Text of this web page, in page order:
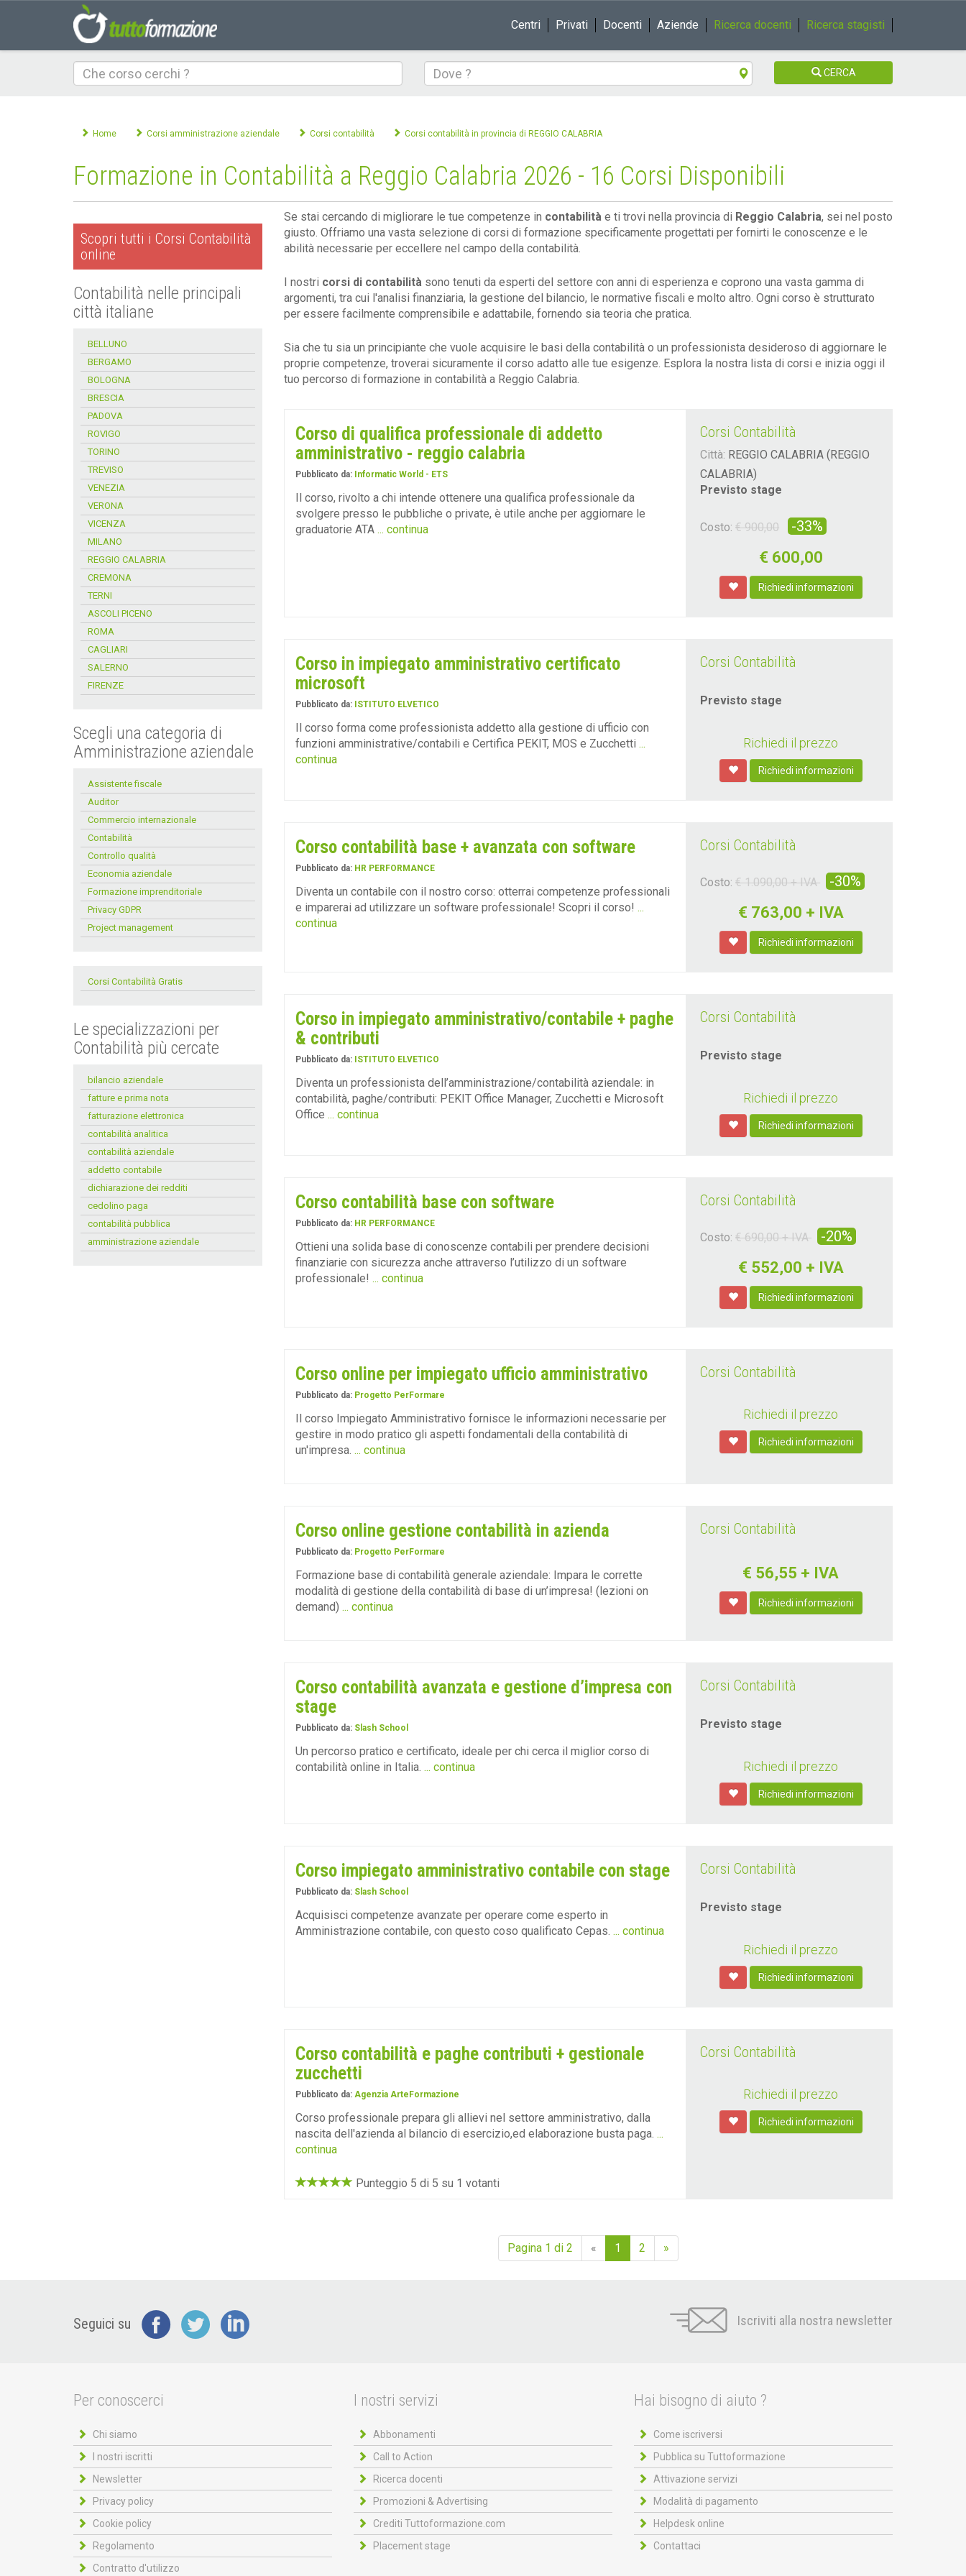
Centri Privati Docenti Aziende Ricerca docenti Ricerca stagisti
Che
corso
Dove CERCA
Home Corsi amministrazione aziendale Corsi contabilità Corsi contabilità in provincia di REGGIO CALABRIA
Formazione in Contabilità a Reggio Calabria 2026 - 16 Corsi Disponibili
Scopri tutti i Corsi Contabilità
online
Contabilità nelle principali
città italiane
BELLUNO
BERGAMO
BOLOGNA
BRESCIA
PADOVA
ROVIGO
TORINO
TREVISO
VENEZIA
VERONA
VICENZA
MILANO
REGGIO CALABRIA
CREMONA
TERNI
ASCOLI PICENO
ROMA
CAGLIARI
SALERNO
FIRENZE
Scegli una categoria di
Amministrazione aziendale
Assistente fiscale
Auditor
Commercio internazionale
Contabilità
Controllo qualità
Economia aziendale
Formazione imprenditoriale
Privacy GDPR
Project management
Corsi Contabilità Gratis
Le specializzazioni per
Contabilità più cercate
bilancio aziendale
fatture e prima nota
fatturazione elettronica
contabilità analitica
contabilità aziendale
addetto contabile
dichiarazione dei redditi
cedolino paga
contabilità pubblica
amministrazione aziendale
Se stai cercando di migliorare le tue competenze in contabilitàe ti trovi nella provincia di Reggio Calabria, sei nel posto
giusto. Offriamo una vasta selezione di corsi di formazione specificamente progettati per fornirti le conoscenze e le
abilità necessarie per eccellere nel campo della contabilità.
I nostri corsi di contabilitàsono tenuti da esperti del settore con anni di esperienza e coprono una vasta gamma di
argomenti, tra cui l'analisi finanziaria, la gestione del bilancio, le normative fiscali e molto altro. Ogni corso è strutturato
per essere facilmente comprensibile e adattabile, fornendo sia teoria che pratica.
Sia che tu sia un principiante che vuole acquisire le basi della contabilità o un professionista desideroso di aggiornare le
proprie competenze, troverai sicuramente il corso adatto alle tue esigenze. Esplora la nostra lista di corsi e inizia oggi il
tuo percorso di formazione in contabilità a Reggio Calabria.
Corso di qualifica professionale di addetto
amministrativo - reggio calabria
Pubblicato da: Informatic World - ETS
Il corso, rivolto a chi intende ottenere una qualifica professionale da
svolgere presso le pubbliche o private, è utile anche per aggiornare le
graduatorie ATA ... continua
Corsi Contabilità
Città: REGGIO CALABRIA (REGGIO
CALABRIA)
Previsto stage
Costo: € 900,00 -33%
€ 600,00
Richiedi informazioni
Corso in impiegato amministrativo certificato
microsoft
Pubblicato da: ISTITUTO ELVETICO
Il corso forma come professionista addetto alla gestione di ufficio con
funzioni amministrative/contabili e Certifica PEKIT, MOS e Zucchetti ...
continua
Corsi Contabilità
Previsto stage
Richiedi il prezzo
Richiedi informazioni
Corso contabilità base + avanzata con software
Pubblicato da: HR PERFORMANCE
Diventa un contabile con il nostro corso: otterrai competenze professionali
e imparerai ad utilizzare un software professionale! Scopri il corso! ...
continua
Corsi Contabilità
Costo: € 1.090,00 + IVA -30%
€ 763,00 + IVA
Richiedi informazioni
Corso in impiegato amministrativo/contabile + paghe
& contributi
Pubblicato da: ISTITUTO ELVETICO
Diventa un professionista dell’amministrazione/contabilità aziendale: in
contabilità, paghe/contributi: PEKIT Office Manager, Zucchetti e Microsoft
Office ... continua
Corsi Contabilità
Previsto stage
Richiedi il prezzo
Richiedi informazioni
Corso contabilità base con software
Pubblicato da: HR PERFORMANCE
Ottieni una solida base di conoscenze contabili per prendere decisioni
finanziarie con sicurezza anche attraverso l’utilizzo di un software
professionale! ... continua
Corsi Contabilità
Costo: € 690,00 + IVA -20%
€ 552,00 + IVA
Richiedi informazioni
Corso online per impiegato ufficio amministrativo
Pubblicato da: Progetto PerFormare
Il corso Impiegato Amministrativo fornisce le informazioni necessarie per
gestire in modo pratico gli aspetti fondamentali della contabilità di
un'impresa. ... continua
Corsi Contabilità
Richiedi il prezzo
Richiedi informazioni
Corso online gestione contabilità in azienda
Pubblicato da: Progetto PerFormare
Formazione base di contabilità generale aziendale: Impara le corrette
modalità di gestione della contabilità di base di un’impresa! (lezioni on
demand) ... continua
Corsi Contabilità
€ 56,55 + IVA
Richiedi informazioni
Corso contabilità avanzata e gestione d’impresa con
stage
Pubblicato da: Slash School
Un percorso pratico e certificato, ideale per chi cerca il miglior corso di
contabilità online in Italia. ... continua
Corsi Contabilità
Previsto stage
Richiedi il prezzo
Richiedi informazioni
Corso impiegato amministrativo contabile con stage
Pubblicato da: Slash School
Acquisisci competenze avanzate per operare come esperto in
Amministrazione contabile, con questo coso qualificato Cepas. ... continua
Corsi Contabilità
Previsto stage
Richiedi il prezzo
Richiedi informazioni
Corso contabilità e paghe contributi + gestionale
zucchetti
Pubblicato da: Agenzia ArteFormazione
Corso professionale prepara gli allievi nel settore amministrativo, dalla
nascita dell'azienda al bilancio di esercizio,ed elaborazione busta paga. ...
continua
Punteggio 5 di 5 su 1 votanti
Corsi Contabilità
Richiedi il prezzo
Richiedi informazioni
Pagina 1 di 2 « 1 2 »
Seguici su Iscriviti alla nostra newsletter
Per conoscerci
Chi siamo
I nostri iscritti
Newsletter
Privacy policy
Cookie policy
Regolamento
Contratto d'utilizzo
I nostri servizi
Abbonamenti
Call to Action
Ricerca docenti
Promozioni & Advertising
Crediti Tuttoformazione.com
Placement stage
Hai bisogno di aiuto ?
Come iscriversi
Pubblica su Tuttoformazione
Attivazione servizi
Modalità di pagamento
Helpdesk online
Contattaci